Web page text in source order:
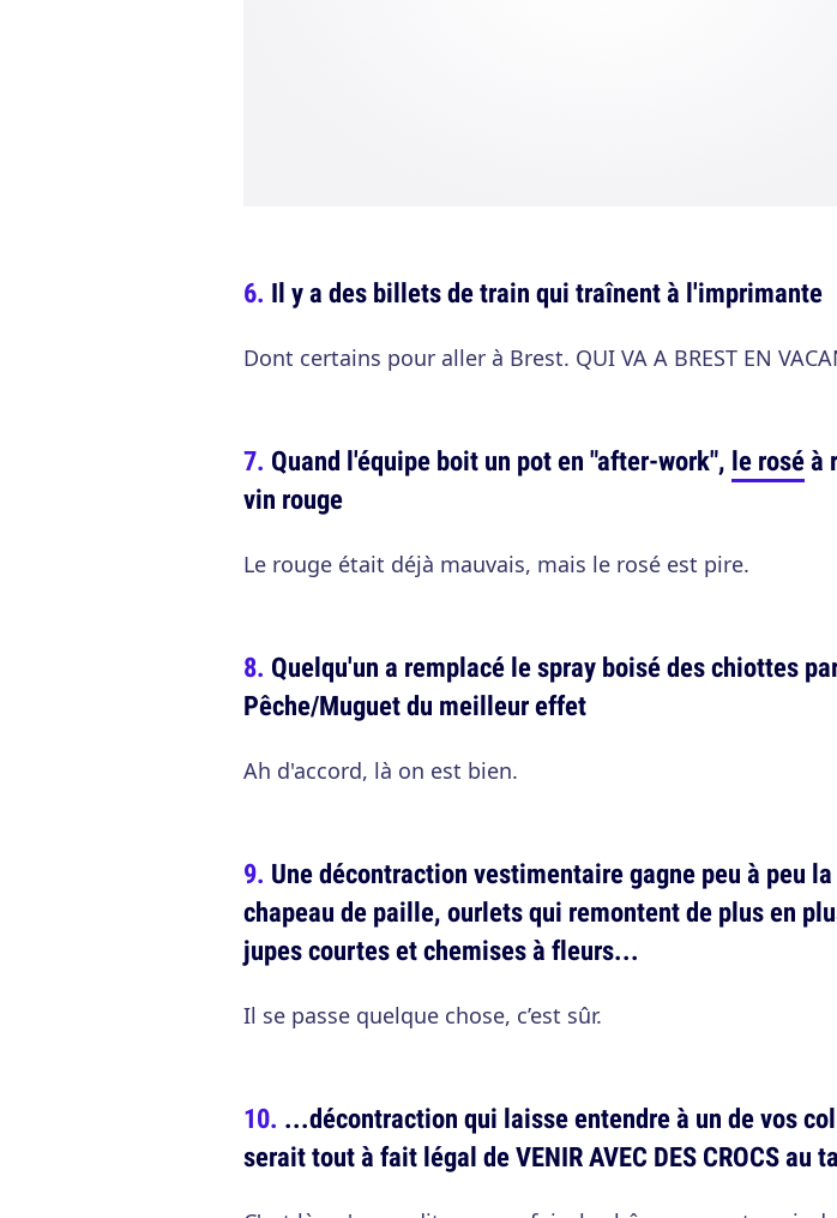
Il y a des billets de train qui traînent à l'imprimante
Dont certains pour aller à Brest. QUI VA A BREST EN
Quand l'équipe boit un pot en "after-work", le roséà
vin rouge
Le rouge était déjà mauvais, mais le rosé est pire.
Quelqu'un a remplacé le spray boisé des chiottes
Pêche/Muguet du meilleur effet
Ah d'accord, là on est bien.
Une décontraction vestimentaire gagne peu à peu
chapeau de paille, ourlets qui remontent de plus en
jupes courtes et chemises à fleurs...
Il se passe quelque chose, c’est sûr.
...décontraction qui laisse entendre à un de vos
serait tout à fait légal de VENIR AVEC DES CROCS au